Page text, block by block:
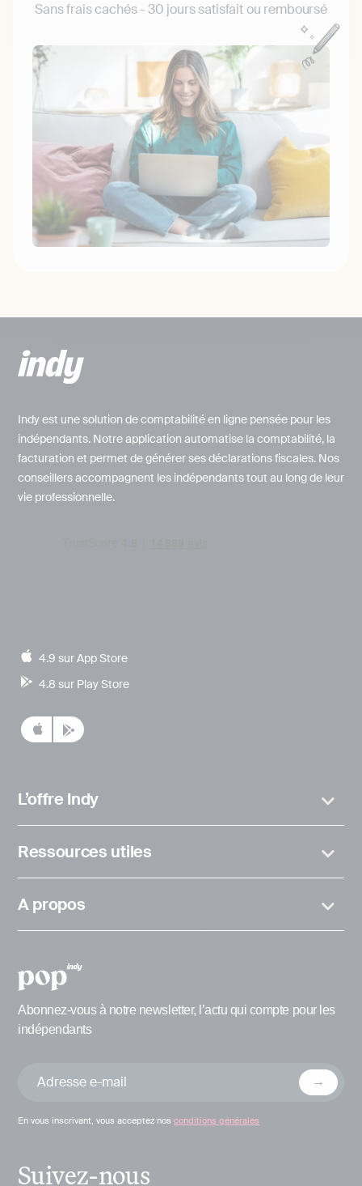
Sans frais cachés - 30 jours satisfait ou remboursé
Indy est une solution de comptabilité en ligne pensée pour les
indépendants. Notre application automatise la comptabilité, la
facturation et permet de générer ses déclarations fiscales. Nos
conseillers accompagnent les indépendants tout au long de leur
vie professionnelle.
4.9 sur App Store
4.8 sur Play Store
L’offre Indy
Ressources utiles
A propos
Abonnez-vous à notre newsletter, l’actu qui compte pour les
indépendants
En vous inscrivant, vous acceptez nos conditions générales
Suivez-nous